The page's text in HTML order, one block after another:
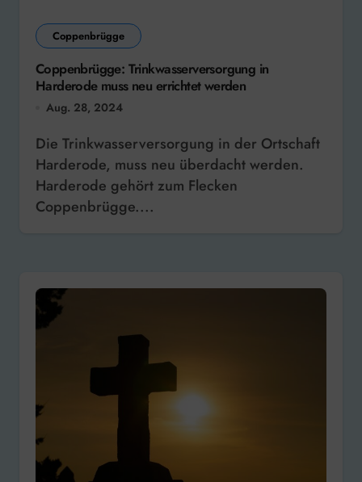
Coppenbrügge
Coppenbrügge: Trinkwasserversorgung in
Harderode muss neu errichtet werden
Aug. 28, 2024
Die Trinkwasserversorgung in der Ortschaft
Harderode, muss neu überdacht werden.
Harderode gehört zum Flecken
Coppenbrügge....